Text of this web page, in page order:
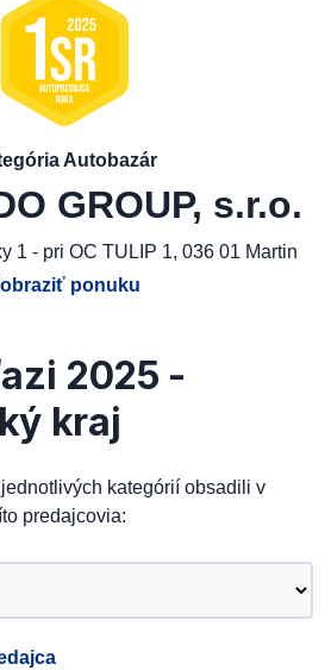
Autobazár
GROUP, s.r.o.
1 - pri OC TULIP 1, 036 01 Martin
ponuku
2025 -
kraj
kategórií obsadili v
predajcovia: